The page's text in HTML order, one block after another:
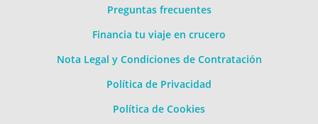
Preguntas frecuentes
Financia tu viaje en crucero
Nota Legal y Condiciones de Contratación
Política de Privacidad
Política de Cookies